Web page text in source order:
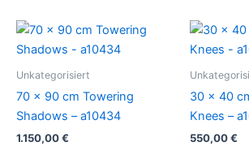
Unkategorisiert
70 x 90 cm Towering
Shadows – a10434
1.150,00€
30 x 40
Knees –
550,00€